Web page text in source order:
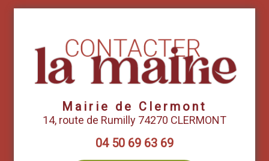
Mairie de Clermont
14, route de Rumilly 74270 CLERMONT
04 50 69 63 69